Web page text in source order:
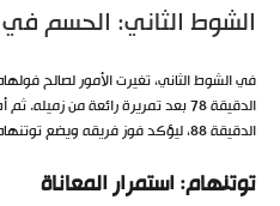
الشوط الثاني: الحسم في
في الشوط الثاني، تغيرت الأمور لصالح
الدقيقة 78 بعد تمريرة رائعة من
الدقيقة 88، ليؤكد فوز فريقه ويضع توتنهام في موقف صعب.
توتنهام: استمرار المعاناة